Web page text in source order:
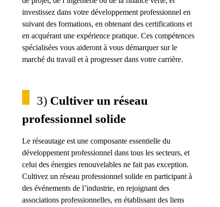
investissez dans votre développement professionnel en
suivant des formations, en obtenant des certifications et
en acquérant une expérience pratique. Ces compétences
spécialisées vous aideront à vous démarquer sur le
marché du travail et à progresser dans votre carrière.
3) Cultiver un réseau
professionnel solide
Le réseautage est une composante essentielle du
développement professionnel dans tous les secteurs, et
celui des énergies renouvelables ne fait pas exception.
Cultivez un réseau professionnel solide en participant à
des événements de l’industrie, en rejoignant des
associations professionnelles, en établissant des liens